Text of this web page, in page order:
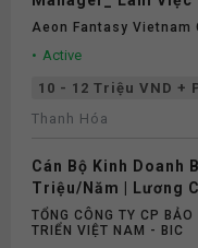
Aeon Fantasy Vietnam
Active
10 - 12 Triệu VND +
Thanh Hóa
Cán Bộ Kinh Doanh
Triệu/Năm | Lương
Số
TỔNG CÔNG TY CP
TRIỂN VIỆT NAM - BIC